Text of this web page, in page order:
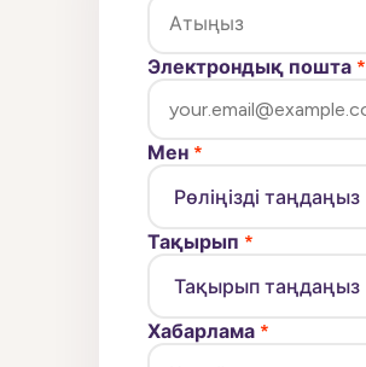
Электрондық пошта *
Мен *
Тақырып *
Хабарлама *